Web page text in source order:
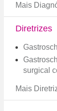
Mais
Diretrizes
surgical
Mais